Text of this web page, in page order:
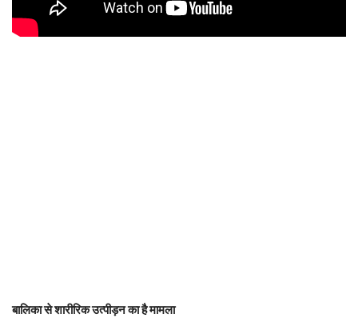
बालिका से शारीरिक उत्पीड़न का है मामला